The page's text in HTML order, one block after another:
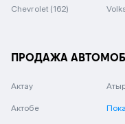
Chevrolet (162)
ПРОДАЖА
Актау
Актобе